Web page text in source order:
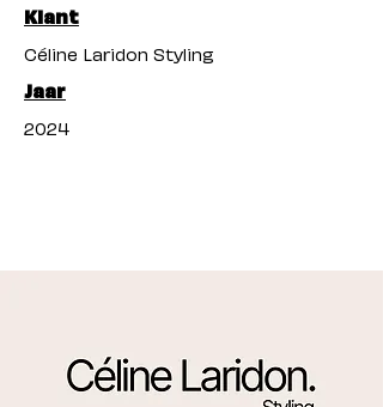
Klant
Céline Laridon Styling
Jaar
2024